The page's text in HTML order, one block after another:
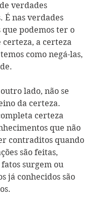
verdades
É nas verdades
podemos ter o
a certeza
como negá-las,
lado, não se
da certeza.
certeza
que não
contraditos quando
são feitas,
surgem ou
já conhecidos são